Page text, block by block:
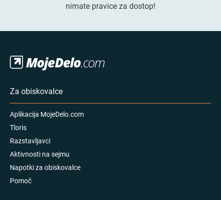
nimate pravice za dostop!
Za obiskovalce
Aplikacija MojeDelo.com
Tloris
Razstavljavci
Aktivnosti na sejmu
Napotki za obiskovalce
Pomoč